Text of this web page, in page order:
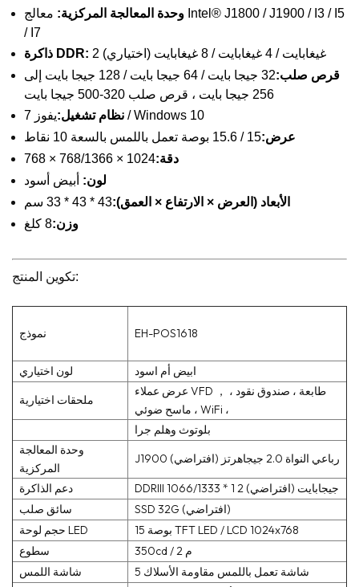
وحدة المعالجة المركزية: معالج Intel® J1800 / J1900 / I3 / I5
/ I7
ذاكرة DDR:
2 غيغابايت / 4 غيغابايت / 8 غيغابايت (اختياري)
قرص صلب:
32 جيجا بايت / 64 جيجا بايت / 128 جيجا بايت إلى
256 جيجا بايت ، قرص صلب 320-500 جيجا بايت
نظام تشغيل: يفوز 7 / Windows 10
عرض:15 / 15.6 بوصة تعمل باللمس بالسعة 10 نقاط
دقة:1024 × 768/1366 × 768
لون: أبيض أسود
الأبعاد (العرض × الارتفاع × العمق):43 * 43 * 33 سم
وزن:8 كلغ
تكوين المنتج:
نموذج EH-POS1618
لون اختياري
ابيض أم اسود
ملحقات اختيارية
عرض عملاء VFD ， طابعة ، صندوق نقود ،
ماسح ضوئي ، WiFi ،
بلوتوث وهلم جرا
وحدة المعالجة
المركزية
J1900 رباعي النواة 2.0 جيجاهرتز (افتراضي)
دعم الذاكرة
DDRIII 1066/1333 * 1 2 جيجابايت (افتراضي)
سائق صلب
SSD 32G (افتراضي)
حجم لوحة LED
15 بوصة TFT LED / LCD 1024x768
سطوع
350cd / م 2
شاشة اللمس
5 شاشة تعمل باللمس مقاومة الأسلاك